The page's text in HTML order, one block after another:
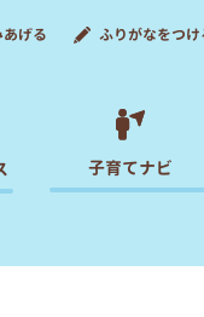
あげる ふりがなをつけ
子育てナビ